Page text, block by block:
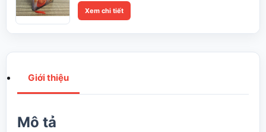
Xem chi tiết
Giới thiệu
Mô tả